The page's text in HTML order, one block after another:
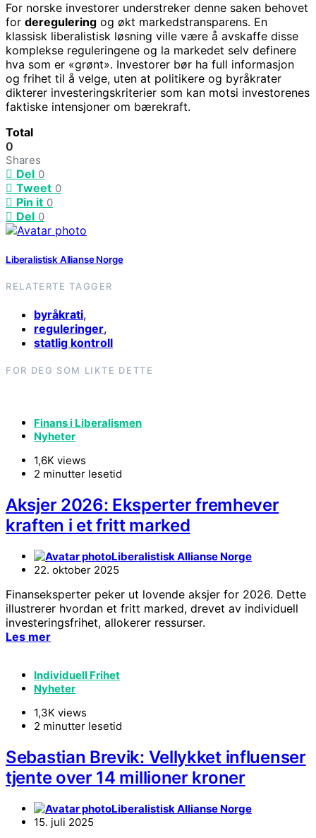
For norske investorer understreker denne saken behovet
for deregulering og økt markedstransparens. En
klassisk liberalistisk løsning ville være å avskaffe disse
komplekse reguleringene og la markedet selv definere
hva som er «grønt». Investorer bør ha full informasjon
og frihet til å velge, uten at politikere og byråkrater
dikterer investeringskriterier som kan motsi investorenes
faktiske intensjoner om bærekraft.
Total
0
Shares
Del 0
Tweet 0
Pin it 0
Del 0
Liberalistisk Allianse Norge
RELATERTE TAGGER
byråkrati,
reguleringer,
statlig kontroll
FOR DEG SOM LIKTE DETTE
Finans i Liberalismen
Nyheter
1,6K views
2 minutter lesetid
Aksjer 2026: Eksperter fremhever
kraften i et fritt marked
Liberalistisk Allianse Norge
22. oktober 2025
Finanseksperter peker ut lovende aksjer for 2026. Dette
illustrerer hvordan et fritt marked, drevet av individuell
investeringsfrihet, allokerer ressurser.
Les mer
Individuell Frihet
Nyheter
1,3K views
2 minutter lesetid
Sebastian Brevik: Vellykket influenser
tjente over 14 millioner kroner
Liberalistisk Allianse Norge
15. juli 2025